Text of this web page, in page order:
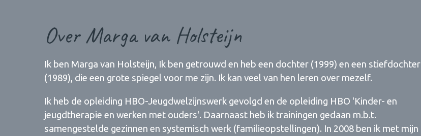
Over Marga van Holsteijn
Ik ben Marga van Holsteijn, Ik ben getrouwd en heb een dochter (1999) en een stiefdochter
(1989), die een grote spiegel voor me zijn. Ik kan veel van hen leren over mezelf.
Ik heb de opleiding HBO-Jeugdwelzijnswerk gevolgd en de opleiding HBO 'Kinder- en
jeugdtherapie en werken met ouders'. Daarnaast heb ik trainingen gedaan m.b.t.
samengestelde gezinnen en systemisch werk (familieopstellingen). In 2008 ben ik met mijn